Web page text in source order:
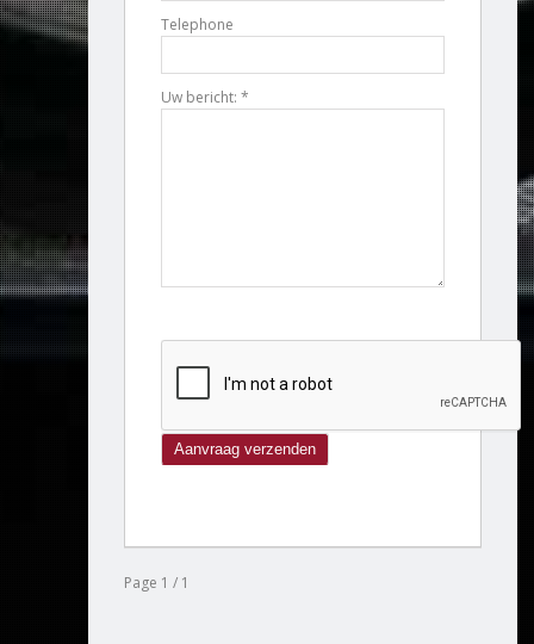
Telephone
Uw bericht: *
Page 1 / 1